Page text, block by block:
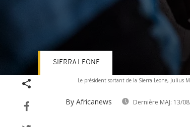
Le président sortant de la Sierra Leone, Julius
By Africanews Dernière MAJ: 13/
SIERRA LEONE